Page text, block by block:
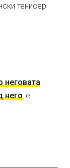
тенисер
неговата
него е